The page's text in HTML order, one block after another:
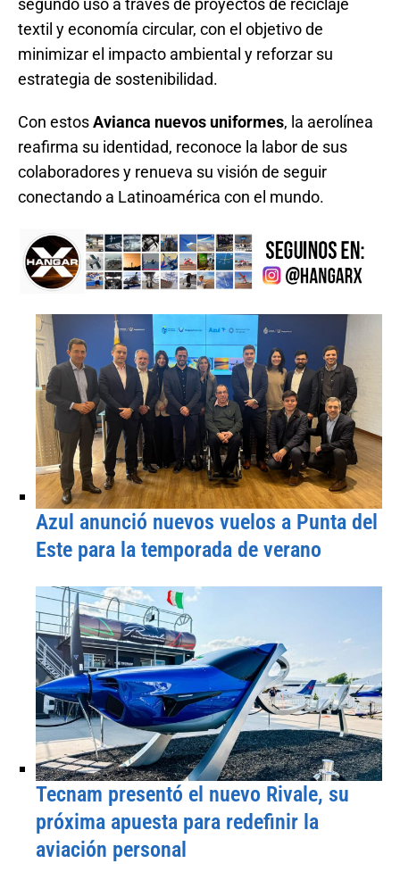
segundo uso a través de proyectos de reciclaje
textil y economía circular, con el objetivo de
minimizar el impacto ambiental y reforzar su
estrategia de sostenibilidad.
Con estosAvianca nuevos uniformes, la aerolínea
reafirma su identidad, reconoce la labor de sus
colaboradores y renueva su visión de seguir
conectando a Latinoamérica con el mundo.
Azul anunció nuevos vuelos a Punta del
Este para la temporada de verano
Tecnam presentó el nuevo Rivale, su
próxima apuesta para redefinir la
aviación personal